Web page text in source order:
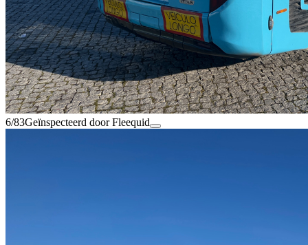
6/83Geïnspecteerd door Fleequid